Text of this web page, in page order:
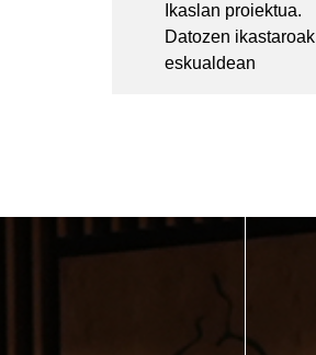
Ikaslan proiektua.
Datozen ikastaroak
eskualdean